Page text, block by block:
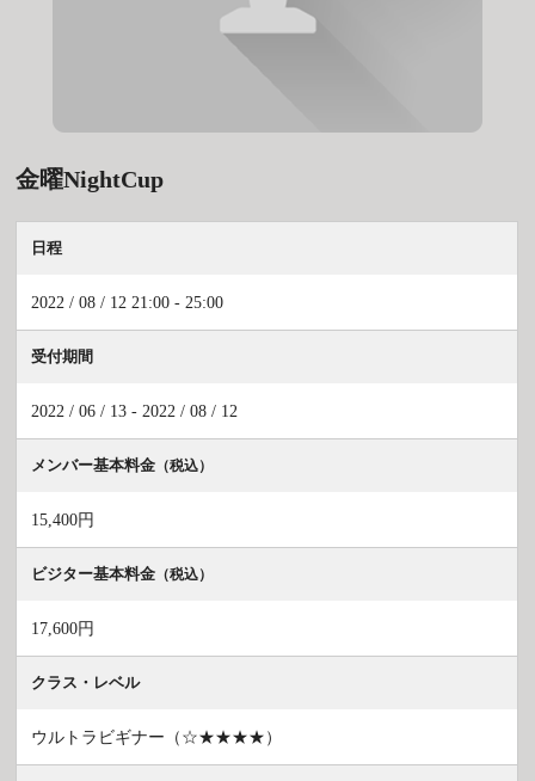
金曜NightCup
日程
2022 / 08 / 12 21:00 - 25:00
受付期間
2022 / 06 / 13 - 2022 / 08 / 12
メンバー基本料金 （税込）
15,400円
ビジター基本料金 （税込）
17,600円
クラス・レベル
ウルトラビギナー（☆★★★★）